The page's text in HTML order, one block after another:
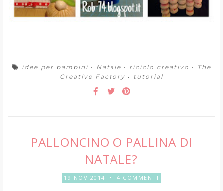
idee per bambini• Natale • riciclo creativo •
The
Creative Factory • tutorial
PALLONCINO O PALLINA DI
NATALE?
19 NOV 2014 • 4 COMMENTI